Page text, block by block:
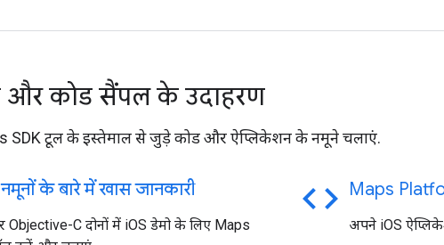
और कोड सैंपल के उदाहरण
SDK टूल के इस्तेमाल से जुड़े कोड और ऐप्लिकेशन के नमूने चलाएं.
के बारे में खास जानकारी
C दोनों में iOS डेमो के लिए Maps
code Maps
अपने iOS